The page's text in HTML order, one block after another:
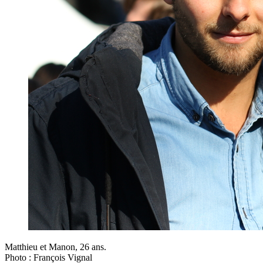
Matthieu et Manon, 26 ans.
Photo : François Vignal